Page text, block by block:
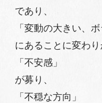
であり、
「変動の大きい、
にあることに変わり
「不安感」
が募り、
「不穏な方向」